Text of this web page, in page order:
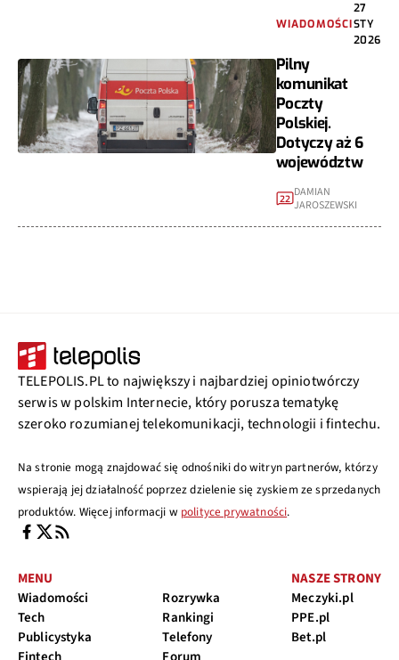
WIADOMOŚCI
27
STY
2026
Pilny
komunikat
Poczty
Polskiej.
Dotyczy aż 6
województw
22 DAMIAN
JAROSZEWSKI
TELEPOLIS.PL to największy i najbardziej opiniotwórczy
serwis w polskim Internecie, który porusza tematykę
szeroko rozumianej telekomunikacji, technologii i fintechu.
Na stronie mogą znajdować się odnośniki do witryn partnerów, którzy
wspierają jej działalność poprzez dzielenie się zyskiem ze sprzedanych
produktów. Więcej informacji w polityce prywatności.
MENU
Wiadomości
Tech
Publicystyka
Rozrywka
Rankingi
Telefony
NASZE STRONY
Meczyki.pl
PPE.pl
Bet.pl